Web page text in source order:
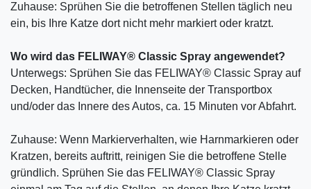
Zuhause: Sprühen Sie die betroffenen Stellen täglich neu
ein, bis Ihre Katze dort nicht mehr markiert oder kratzt.
Wo wird das FELIWAY® Classic Spray angewendet?
Unterwegs: Sprühen Sie das FELIWAY® Classic Spray auf
Decken, Handtücher, die Innenseite der Transportbox
und/oder das Innere des Autos, ca. 15 Minuten vor Abfahrt.
Zuhause: Wenn Markierverhalten, wie Harnmarkieren oder
Kratzen, bereits auftritt, reinigen Sie die betroffene Stelle
gründlich. Sprühen Sie das FELIWAY® Classic Spray